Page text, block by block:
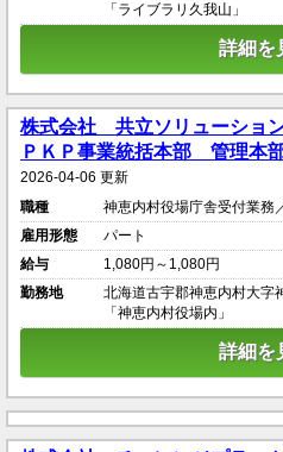
「ライブラリ久我山」
詳細を
株式会社 共立ソリューショ
ＰＫＰ事業統括本部 管理本
2026-04-06 更新
職種
神恵内村役場庁舎受付業務
雇用形態
パート
給与
1,080円～1,080円
勤務地
北海道古宇郡神恵内村大字
「神恵内村役場内」
詳細を